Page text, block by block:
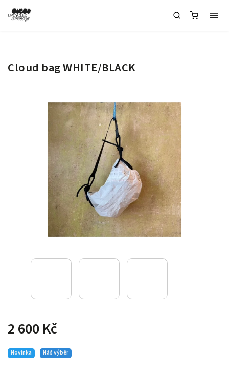
Cloud bag WHITE/BLACK
2 600 Kč
Novinka Náš výběr